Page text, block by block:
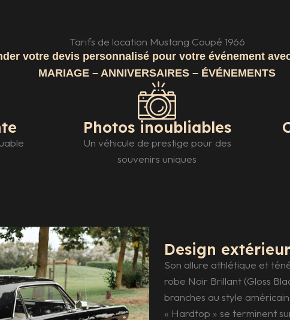
Tarifs de location Mustang Coupé 1966
votre devis personnalisé pour votre événement
MARIAGE – ANNIVERSAIRES – ÉVÉNEMENTS
Photos inoubliables
Un véhicule de prestige pour des
souvenirs uniques
Design extérieur
Son allure athlétique et
robe Noir Brillant (Gloss
branches au style
« Hardtop » se terminent